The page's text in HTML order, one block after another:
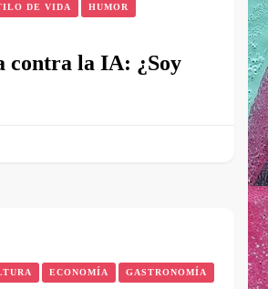
DE VIDA HUMOR
contra la IA: ¿Soy
ECONOMÍA GASTRONOMÍA